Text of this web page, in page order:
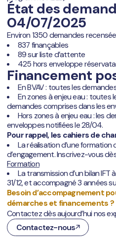
État des
04/07/2025
Environ 1350 demandes
837 finançables
89 sur liste d’attente
425 hors enveloppe
Financement
En BVAV : toutes les
En zones à enjeu eau : toutes
demandes comprises dans les
Hors zones à enjeu eau : les
enveloppes notifiées le 28/04.
Pour rappel, les cahiers de
La réalisation d’une
d’engagement. Inscrivez-vous
Formation
La transmission d’un bilan IFT
31/12, et accompagné 3 années
Besoin d’accompagnement
démarches et financements ?
Contactez dès aujourd’hui nos
Contactez-nous